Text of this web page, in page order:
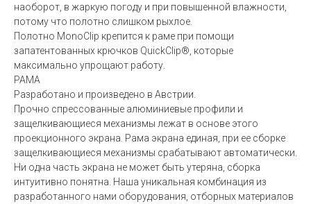
наоборот, в жаркую погоду и при повышенной влажности,
потому что полотно слишком рыхлое.
Полотно MonoClip крепится к раме при помощи
запатентованных крючков QuickClip®, которые
максимально упрощают работу.
РАМА
Разработано и произведено в Австрии.
Прочно спрессованные алюминиевые профили и
защелкивающиеся механизмы лежат в основе этого
проекционного экрана. Рама экрана единая, при ее сборке
защелкивающиеся механизмы срабатывают автоматически.
Ни одна часть экрана не может быть утеряна, сборка
интуитивно понятна. Наша уникальная комбинация из
разработанного нами оборудования, отборных материалов